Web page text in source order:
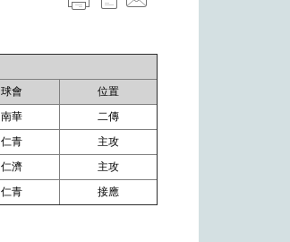
球會
位置
南華
二傳
仁青
主攻
仁濟
主攻
仁青 接應